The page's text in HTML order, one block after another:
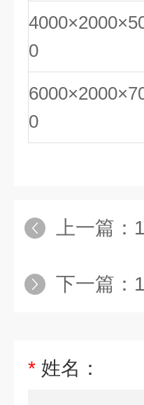
0
0
上一篇：
下一篇：
* 姓名：